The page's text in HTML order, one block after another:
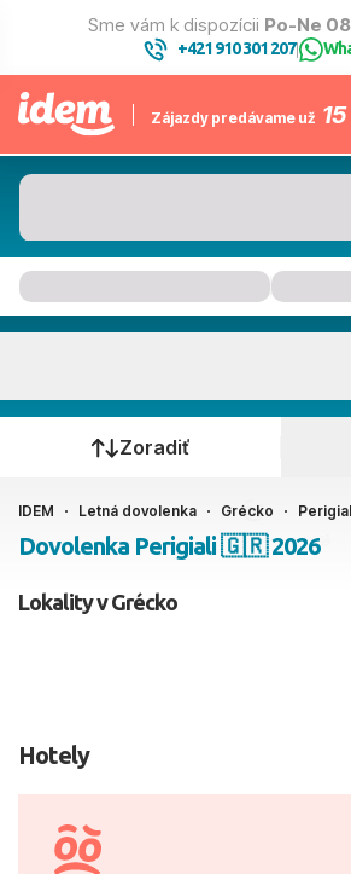
Sme vám k dispozícii Po-Ne
+421 910 301 207|
Zájazdy predávame už 15
Kedy cestujete?
Ako cestujete?
2 dospelí, 0 deti
Zoradiť
IDEM Letná dovolenka Grécko
Dovolenka Perigiali 🇬🇷 2026
Lokality v Grécko
Hotely